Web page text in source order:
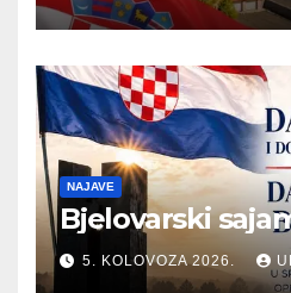
NAJAVE
Bjelovarski
5. KOLOVOZA 2026.